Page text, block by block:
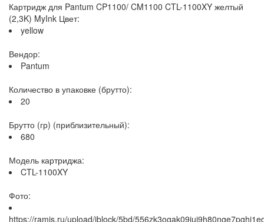
Картридж для Pantum CP1100/ CM1100 CTL-1100XY желтый
(2,3K) MyInk Цвет:
yellow
Вендор:
Pantum
Количество в упаковке (брутто):
20
Брутто (гр) (приблизительный):
680
Модель картриджа:
CTL-1100XY
Фото:
https://ramis.ru/upload/iblock/5bd/